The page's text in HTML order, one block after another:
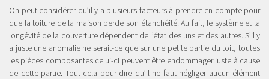
On peut considérer qu’il y a plusieurs facteurs à prendre en compte pour
que la toiture de la maison perde son étanchéité. Au fait, le système et la
longévité de la couverture dépendent de l’état des uns et des autres. S’il y
a juste une anomalie ne serait-ce que sur une petite partie du toit, toutes
les pièces composantes celui-ci peuvent être endommager juste à cause
de cette partie. Tout cela pour dire qu’il ne faut négliger aucun élément